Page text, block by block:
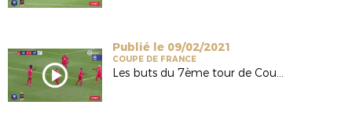
Publié le 09/02/2021
COUPE DE FRANCE
Les buts du 7ème tour de Coupe de France